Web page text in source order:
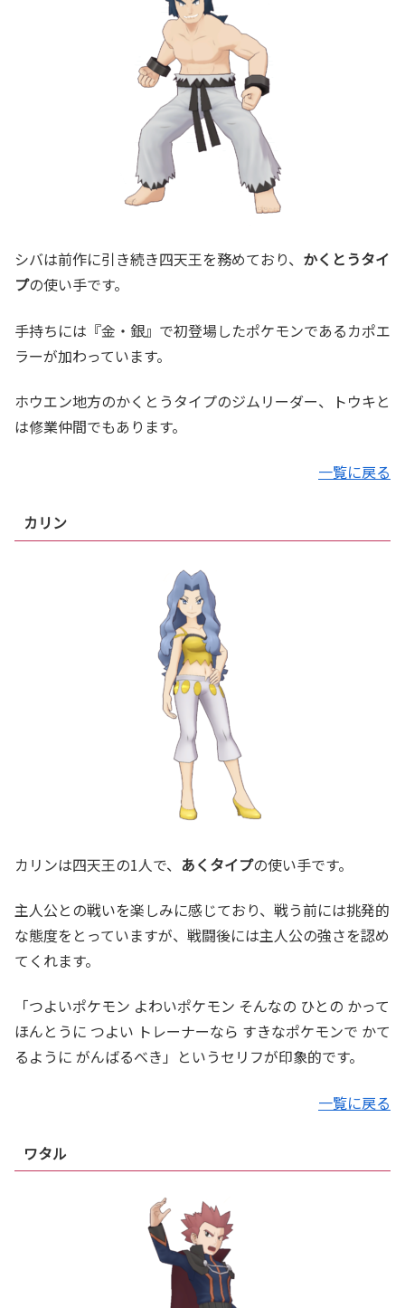
シバは前作に引き続き四天王を務めており、 かくとうタイ
プの使い手です。
手持ちには『金・銀』で初登場したポケモンであるカポエ
ラーが加わっています。
ホウエン地方のかくとうタイプのジムリーダー、トウキと
は修業仲間でもあります。
一覧に戻る
カリン
カリンは四天王の1人で、 あくタイプの使い手です。
主人公との戦いを楽しみに感じており、戦う前には挑発的
な態度をとっていますが、戦闘後には主人公の強さを認め
てくれます。
「つよいポケモン よわいポケモン そんなの ひとの かって
ほんとうに つよい トレーナーなら すきなポケモンで かて
るように がんばるべき」というセリフが印象的です。
一覧に戻る
ワタル